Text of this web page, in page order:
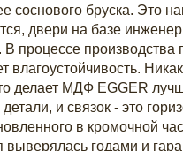
соснового бруска. Это
двери на базе
процессе
делает МДФ EGGER
и связок - это
в кромочной
годами и